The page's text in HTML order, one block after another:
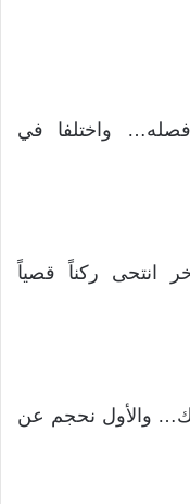
واختلفا في
انتحى ركناً قصياً
والأول نحجم عن